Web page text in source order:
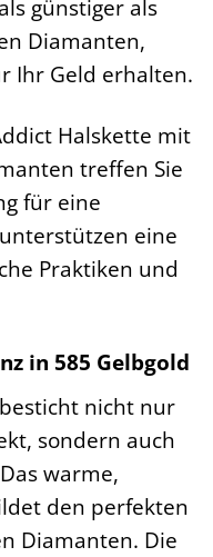
günstiger als
Diamanten,
Ihr Geld erhalten.
Halskette mit
treffen Sie
für eine
eine
Praktiken und
in 585 Gelbgold
nicht nur
sondern auch
warme,
den perfekten
Diamanten. Die